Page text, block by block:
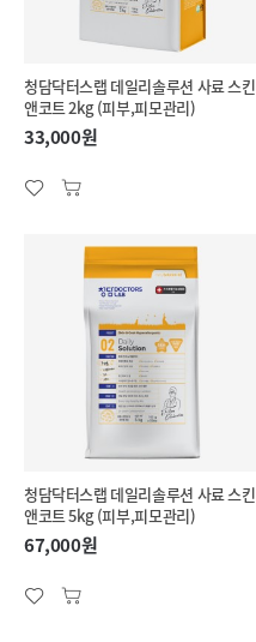
청담닥터스랩 데일리솔루션 사료 스킨
앤코트 2kg (피부,피모관리)
33,000원
청담닥터스랩 데일리솔루션 사료 스킨
앤코트 5kg (피부,피모관리)
67,000원